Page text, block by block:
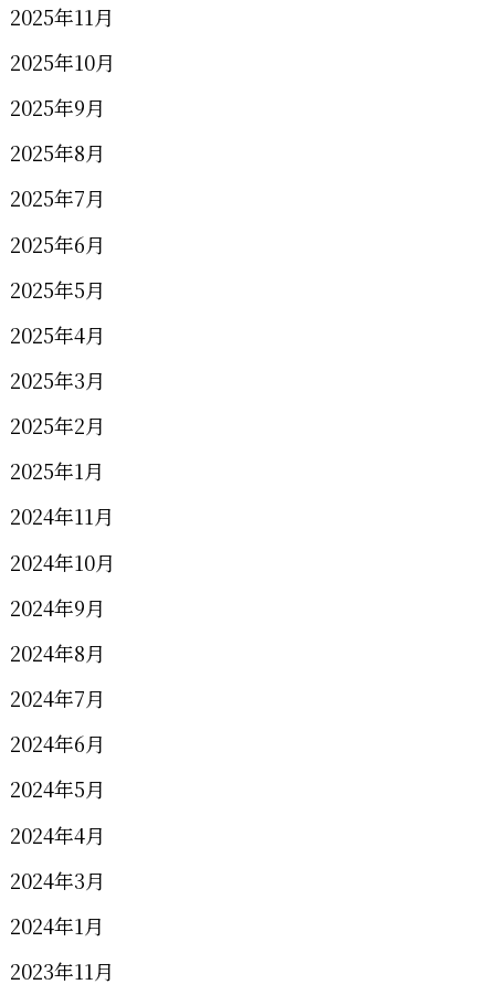
2025年11月
2025年10月
2025年9月
2025年8月
2025年7月
2025年6月
2025年5月
2025年4月
2025年3月
2025年2月
2025年1月
2024年11月
2024年10月
2024年9月
2024年8月
2024年7月
2024年6月
2024年5月
2024年4月
2024年3月
2024年1月
2023年11月